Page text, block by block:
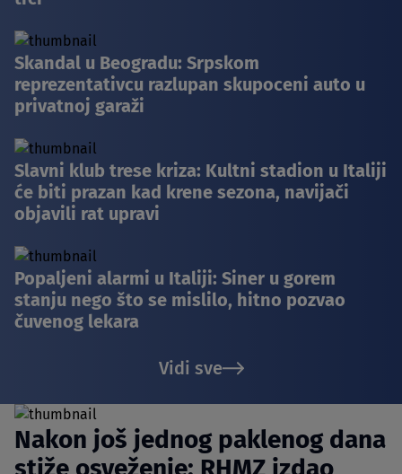
Skandal u Beogradu: Srpskom
reprezentativcu razlupan skupoceni auto u
privatnoj garaži
Slavni klub trese kriza: Kultni stadion u Italiji
će biti prazan kad krene sezona, navijači
objavili rat upravi
Popaljeni alarmi u Italiji: Siner u gorem
stanju nego što se mislilo, hitno pozvao
čuvenog lekara
Vidi sve
Nakon još jednog paklenog dana
stiže osveženje: RHMZ izdao